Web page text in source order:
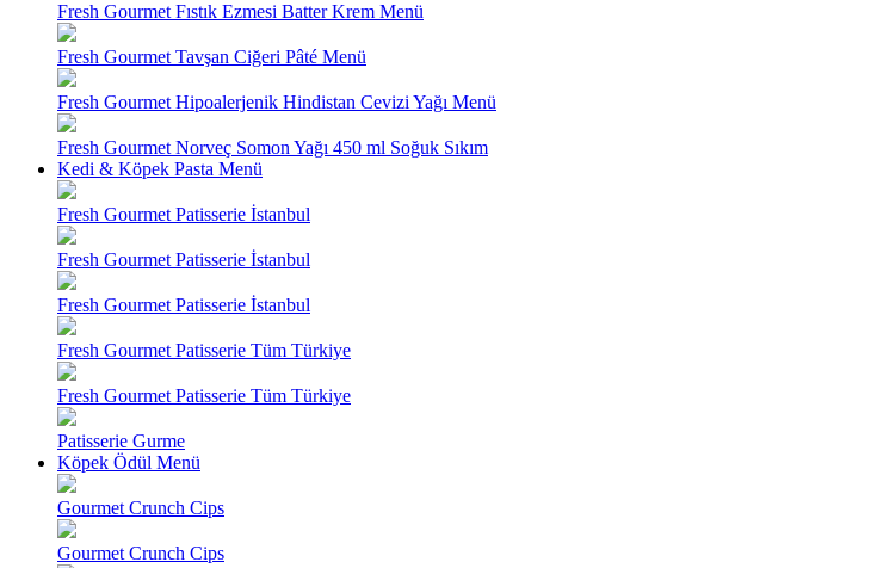
Fresh Gourmet Fıstık Ezmesi Batter Krem Menü
Fresh Gourmet Tavşan Ciğeri Pâté Menü
Fresh Gourmet Hipoalerjenik Hindistan Cevizi Yağı Menü
Fresh Gourmet Norveç Somon Yağı 450 ml Soğuk Sıkım
Kedi & Köpek Pasta Menü
Fresh Gourmet Patisserie İstanbul
Fresh Gourmet Patisserie İstanbul
Fresh Gourmet Patisserie İstanbul
Fresh Gourmet Patisserie Tüm Türkiye
Fresh Gourmet Patisserie Tüm Türkiye
Patisserie Gurme
Köpek Ödül Menü
Gourmet Crunch Cips
Gourmet Crunch Cips